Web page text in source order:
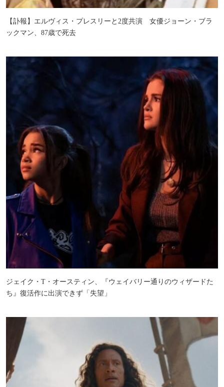
【訃報】エルヴィス・プレスリーと2度共演 女優ジョーン・ブラ
ックマン、87歳で死去
ジェイク・T・オースティン、『ウェイバリー通りのウィザードた
ち』復活作に出演できず「失望」